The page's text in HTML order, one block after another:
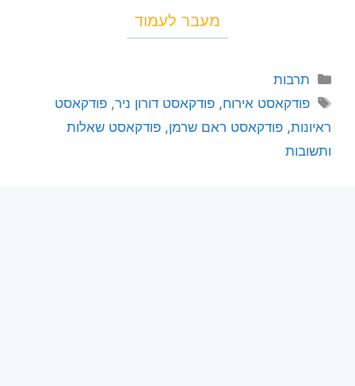
מעבר לעמוד
תרבות
פודקאסט אירוח,פודקאסט דורון ניר,פודקאסט
ראיונות, פודקאסט ראם שרמן, פודקאסט שאלות
ותשובות